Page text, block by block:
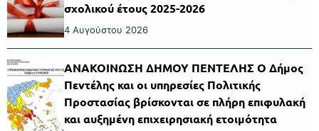
σχολικού έτους 2025-2026
4 Αυγούστου 2026
ΑΝΑΚΟΙΝΩΣΗ ΔΗΜΟΥ ΠΕΝΤΕΛΗΣ Ο Δήμος
Πεντέλης και οι υπηρεσίες Πολιτικής
Προστασίας βρίσκονται σε πλήρη επιφυλακή
και αυξημένη επιχειρησιακή ετοιμότητα